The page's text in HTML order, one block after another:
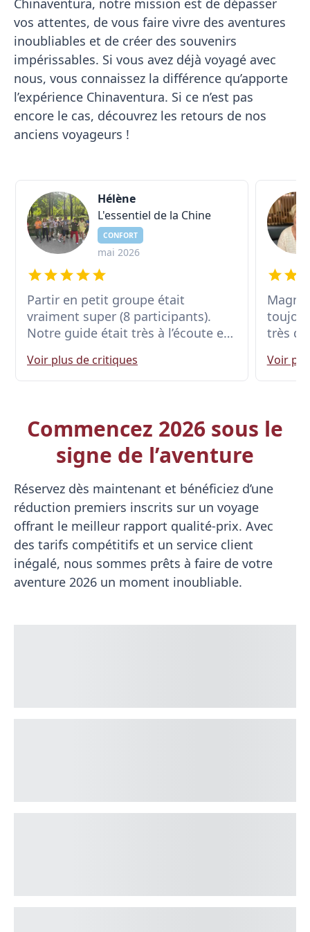
Chinaventura, notre mission est de dépasser
vos attentes, de vous faire vivre des aventures
inoubliables et de créer des souvenirs
impérissables. Si vous avez déjà voyagé avec
nous, vous connaissez la différence qu’apporte
l’expérience Chinaventura. Si ce n’est pas
encore le cas, découvrez les retours de nos
anciens voyageurs !
Hélène
L'essentiel de la Chine
CONFORT
mai 2026
Partir en petit groupe était
vraiment super (8 participants).
Notre guide était très à l’écoute et
passe des vacances inoubliables
(nourritures typiques, s’adapter à la
Chinaventura mais sûrement pas le
dernier.
Voir plus de critiques
très
Voir
Commencez 2026 sous le
signe de l’aventure
Réservez dès maintenant et bénéficiez d’une
réduction premiers inscrits sur un voyage
offrant le meilleur rapport qualité-prix. Avec
des tarifs compétitifs et un service client
inégalé, nous sommes prêts à faire de votre
aventure 2026 un moment inoubliable.